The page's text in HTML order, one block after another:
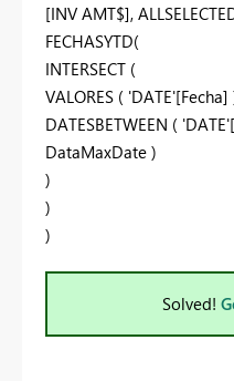
[INV AMT$],
FECHASYTD(
INTERSECT (
VALORES ( 'DATE'[Fecha]
DATESBETWEEN (
DataMaxDate )
)
)
)
Solved!